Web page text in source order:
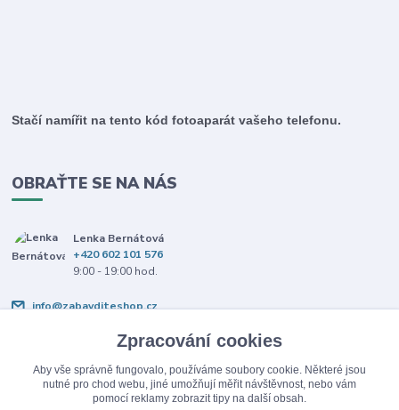
Stačí namířit na tento kód fotoaparát vašeho telefonu.
OBRAŤTE SE NA NÁS
Lenka Bernátová
+420 602 101 576
9:00 - 19:00 hod.
info@zabavditeshop.cz
Zpracování cookies
Aby vše správně fungovalo, používáme soubory cookie. Některé jsou
nutné pro chod webu, jiné umožňují měřit návštěvnost, nebo vám
pomocí reklamy zobrazit tipy na další obsah.